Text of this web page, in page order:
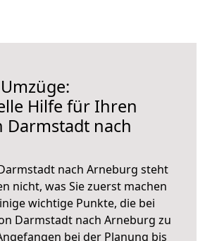
Hilfe für Ihren
Darmstadt nach
nach Arneburg steht
nicht, was Sie zuerst machen
wichtige Punkte, die bei
Darmstadt nach Arneburg zu
bei der Planung bis